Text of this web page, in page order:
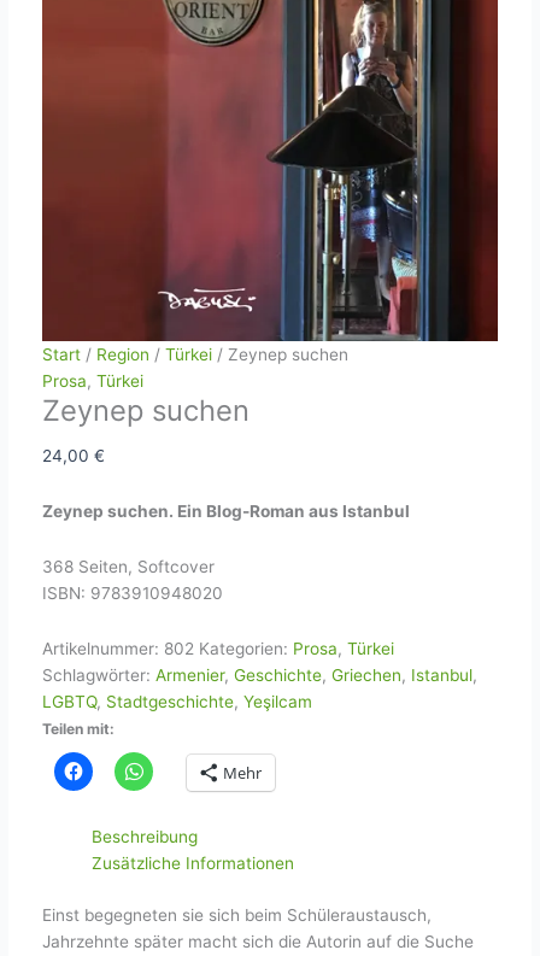
Start/ Region / Türkei/ Zeynep suchen
Prosa, Türkei
Zeynep suchen
24,00 €
Zeynep suchen. Ein Blog-Roman aus Istanbul
368 Seiten, Softcover
ISBN: 9783910948020
Artikelnummer: 802 Kategorien: Prosa, Türkei
Schlagwörter: Armenier, Geschichte, Griechen, Istanbul,
LGBTQ, Stadtgeschichte, Yeşilcam
Teilen mit:
Mehr
Beschreibung
Zusätzliche Informationen
Einst begegneten sie sich beim Schüleraustausch,
Jahrzehnte später macht sich die Autorin auf die Suche